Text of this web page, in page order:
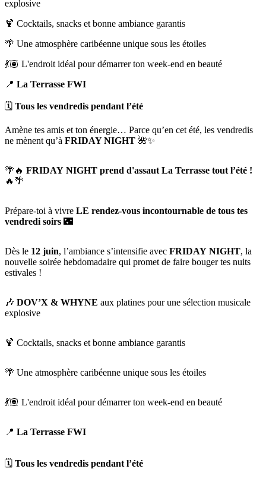
explosive
🍹 Cocktails, snacks et bonne ambiance garantis
🌴 Une atmosphère caribéenne unique sous les étoiles
💃🏽 L'endroit idéal pour démarrer ton week-end en beauté
📍 La Terrasse FWI
🗓️ Tous les vendredis pendant l’été
Amène tes amis et ton énergie… Parce qu’en cet été, les vendredis
ne mènent qu’à FRIDAY NIGHT 🌺✨
🌴🔥 FRIDAY NIGHT prend d'assaut La Terrasse tout l’été !
🔥🌴
Prépare-toi à vivre LE rendez-vous incontournable de tous tes
vendredi soirs 🌃
Dès le 12 juin, l’ambiance s’intensifie avec FRIDAY NIGHT, la
nouvelle soirée hebdomadaire qui promet de faire bouger tes nuits
estivales !
🎶 DOV’X & WHYNE aux platines pour une sélection musicale
explosive
🍹 Cocktails, snacks et bonne ambiance garantis
🌴 Une atmosphère caribéenne unique sous les étoiles
💃🏽 L'endroit idéal pour démarrer ton week-end en beauté
📍 La Terrasse FWI
🗓️ Tous les vendredis pendant l’été